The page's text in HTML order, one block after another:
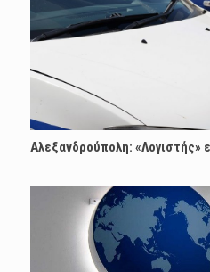
Αλεξανδρούπολη: «Λογιστής»